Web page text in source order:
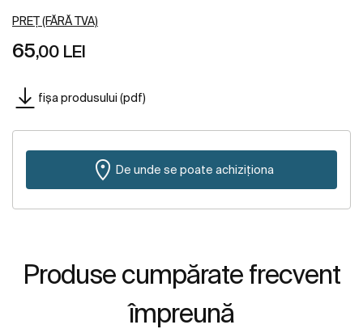
PREȚ (FĂRĂ TVA)
65,00 LEI
fișa produsului (pdf)
De unde se poate achiziționa
Produse cumpărate frecvent
împreună